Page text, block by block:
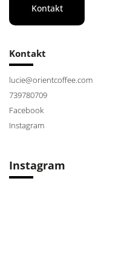
Kontakt
Kontakt
lucie@orientcoffee.com
739780709
Facebook
Instagram
Instagram